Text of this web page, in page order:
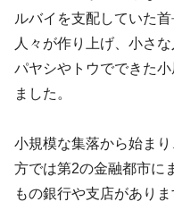
ルバイを支配していた
人々が作り上げ、小さ
パヤシやトウでできた
ました。
小規模な集落から始ま
方では第2の金融都市に
もの銀行や支店があり